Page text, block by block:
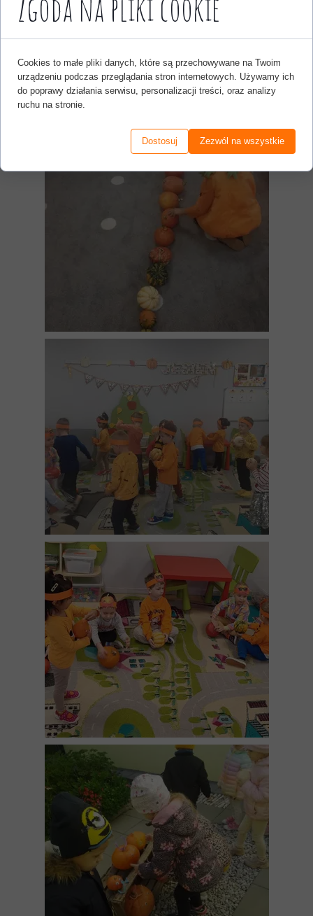
Cookies to małe pliki danych, które są przechowywane na Twoim
urządzeniu podczas przeglądania stron internetowych. Używamy ich
do poprawy działania serwisu, personalizacji treści, oraz analizy
ruchu na stronie.
Dostosuj Zezwól na wszystkie